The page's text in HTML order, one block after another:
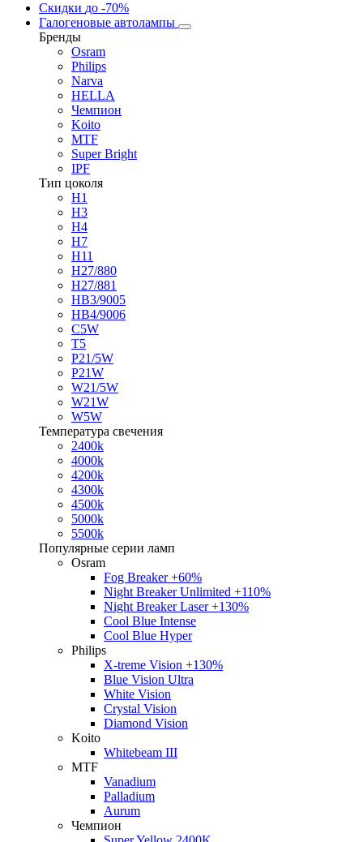
Скидки до -70%
Галогеновые автолампы
Бренды
Osram
Philips
Narva
HELLA
Чемпион
Koito
MTF
Super Bright
IPF
Тип цоколя
H1
H3
H4
H7
H11
H27/880
H27/881
HB3/9005
HB4/9006
C5W
T5
P21/5W
P21W
W21/5W
W21W
W5W
Температура свечения
2400k
4000k
4200k
4300k
4500k
5000k
5500k
Популярные серии ламп
Osram
Fog Breaker +60%
Night Breaker Unlimited +110%
Night Breaker Laser +130%
Cool Blue Intense
Cool Blue Hyper
Philips
X-treme Vision +130%
Blue Vision Ultra
White Vision
Crystal Vision
Diamond Vision
Koito
Whitebeam III
MTF
Vanadium
Palladium
Aurum
Чемпион